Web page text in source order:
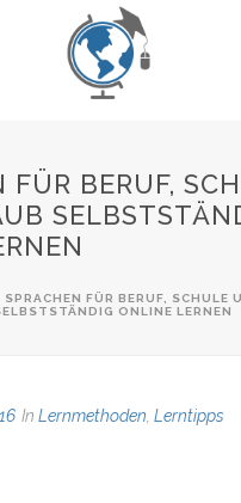
FÜR BERUF,
SPRACHEN FÜR BERUF, SCHULE
ONLINE LERNEN
In Lernmethoden Lerntipps